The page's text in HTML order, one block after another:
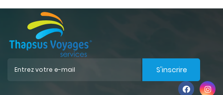
S'inscrire